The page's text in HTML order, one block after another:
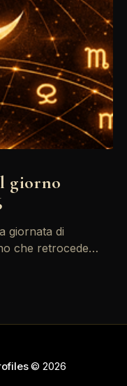
giorno
che retrocede
e l'engagement
© 2026